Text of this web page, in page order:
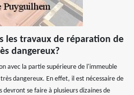
les travaux de réparation de
dangereux?
avec la partie supérieure de l'immeuble
dangereux. En effet, il est nécessaire de
se faire à plusieurs dizaines de